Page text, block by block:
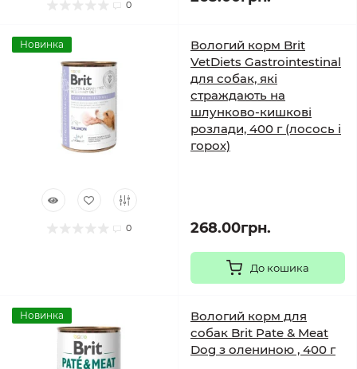
0
Новинка
0
Вологий корм Brit
VetDiets Gastrointestinal
для собак, які
страждають на
шлунково-кишкові
розлади, 400 г (лосось і
горох)
268.00грн.
До кошика
Новинка
Вологий корм для
собак Brit Pate & Meat
Dog з олениною , 400 г